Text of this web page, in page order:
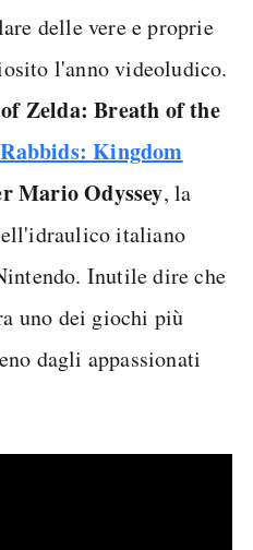
delle vere e proprie
l'anno videoludico.
Zelda: Breath of the
Kingdom
Mario Odyssey, la
italiano
Inutile dire che
uno dei giochi più
dagli appassionati